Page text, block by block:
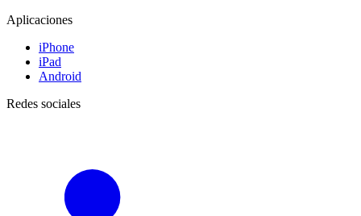
Aplicaciones
iPhone
iPad
Android
Redes sociales